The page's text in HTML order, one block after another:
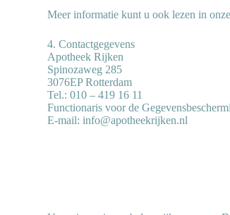
Meer informatie kunt u ook lezen in
4. Contactgegevens
Apotheek Rijken
Spinozaweg 285
3076EP Rotterdam
Tel.: 010 – 419 16 11
Functionaris voor de
E-mail: info@apotheekrijken.nl